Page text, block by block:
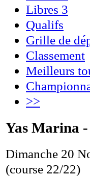
Libres 3
Qualifs
Grille de
Classement
Meilleurs
>>
Yas Marina -
Dimanche 20
(course 22/22)